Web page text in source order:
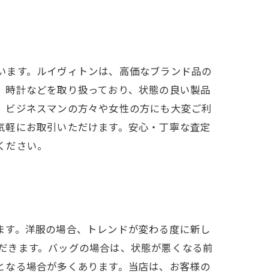
す。ルイヴィトンは、高価なブランド品の
計などを取り扱っており、状態の良い製品
ジネスマンの方々や女性の方にも大変ご利
にお取引いただけます。安心・丁寧な査定
さい。
。洋服の場合、トレンドが変わる度に新し
ます。バッグの場合は、状態が悪くなる前
る場合が多くあります。当店は、お客様の